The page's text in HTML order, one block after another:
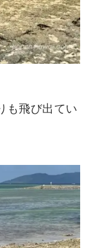
も飛び出てい